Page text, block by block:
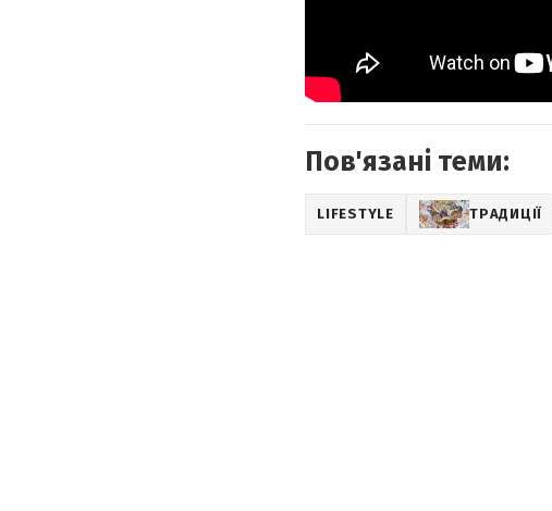
Пов'язані теми:
LIFESTYLE ТРАДИЦІЇ